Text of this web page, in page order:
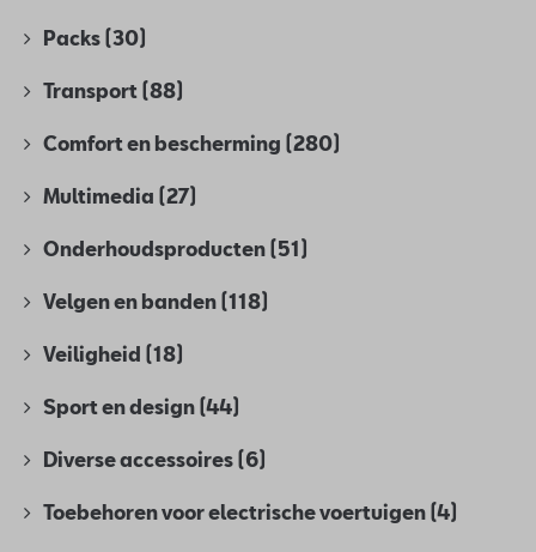
Packs (30)
Transport (88)
Comfort en bescherming (280)
Multimedia (27)
Onderhoudsproducten (51)
Velgen en banden (118)
Veiligheid (18)
Sport en design (44)
Diverse accessoires (6)
Toebehoren voor electrische voertuigen (4)